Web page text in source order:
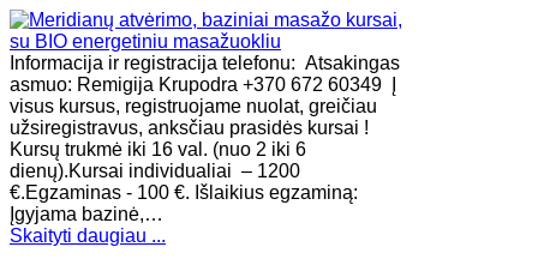
Informacija ir registracija telefonu: Atsakingas
asmuo: Remigija Krupodra +370 672 60349 Į
visus kursus, registruojame nuolat, greičiau
užsiregistravus, anksčiau prasidės kursai !
Kursų trukmė iki 16 val. (nuo 2 iki 6
dienų).Kursai individualiai – 1200
€.Egzaminas - 100 €. Išlaikius egzaminą:
Įgyjama bazinė,…
Skaityti daugiau ...